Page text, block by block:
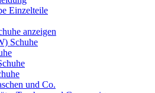
Einzelteile
anzeigen
Schuhe
und Co.